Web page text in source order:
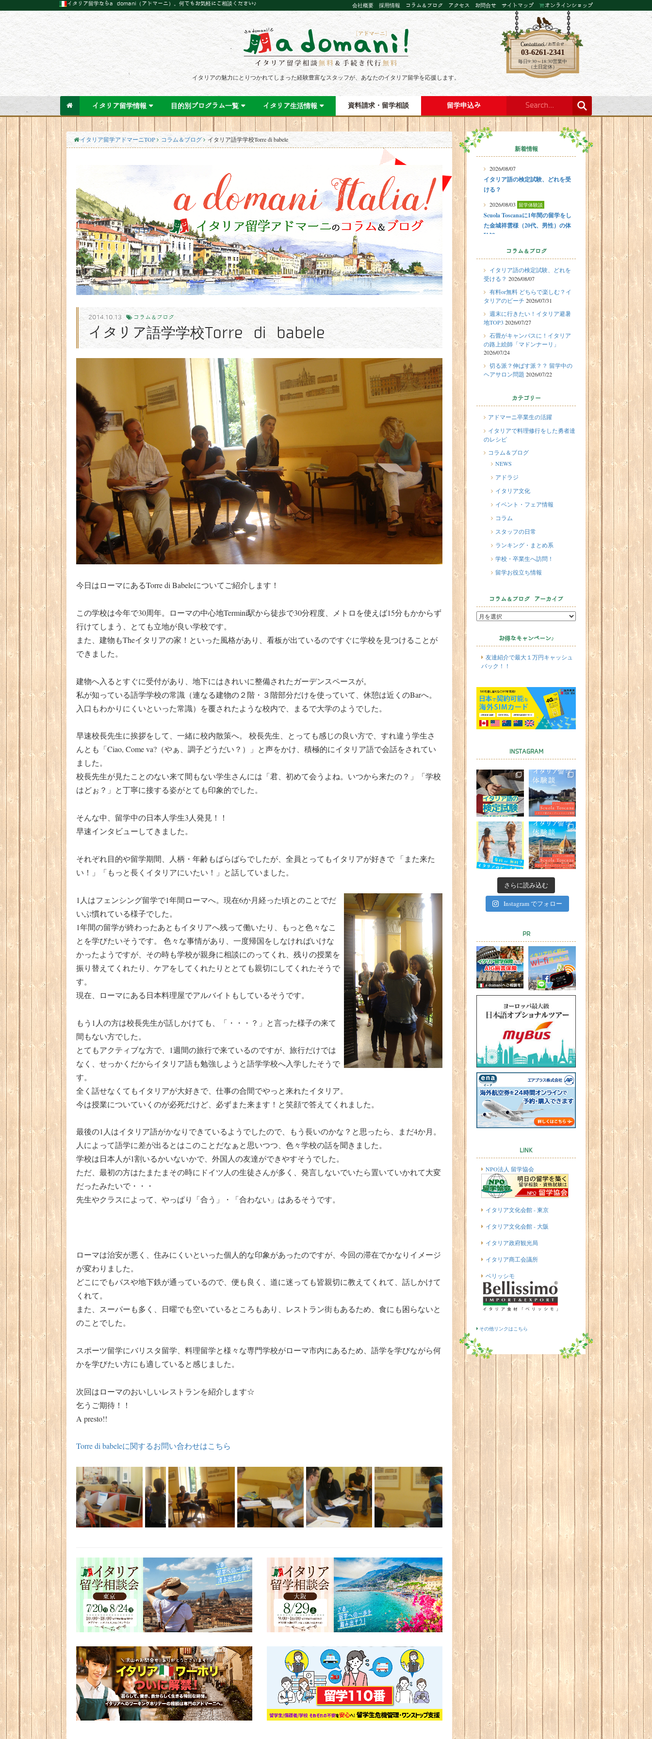
イタリア留学ならa domani（アドマーニ）。何でもお気軽にご相談ください♪ 会社概要 採用情報 コラム＆ブログ アクセス お問合せ サイトマップ オンラインショップ
イタリアの魅力にとりつかれてしまった経験豊富なスタッフが、あなたのイタリア留学を応援します。
03-6261-2341
毎日9:30～18:30営業中
（土日定休）
イタリア留学情報 目的別プログラム一覧 イタリア生活情報 資料請求・留学相談 留学申込み
イタリア留学アドマーニTOP コラム＆ブログ イタリア語学学校Torre di babele
2014.10.13 コラム＆ブログ
イタリア語学学校Torre di babele
今日はローマにあるTorre di Babeleについてご紹介します！
この学校は今年で30周年。ローマの中心地Termini駅から徒歩で30分程度、メトロを使えば15分もかからず
行けてしまう、とても立地が良い学校です。
また、建物もTheイタリアの家！といった風格があり、看板が出ているのですぐに学校を見つけることが
できました。
建物へ入るとすぐに受付があり、地下にはきれいに整備されたガーデンスペースが。
私が知っている語学学校の常識（連なる建物の２階・３階部分だけを使っていて、休憩は近くのBarへ。
入口もわかりにくいといった常識）を覆されたような校内で、まるで大学のようでした。
早速校長先生に挨拶をして、一緒に校内散策へ。 校長先生、とっても感じの良い方で、すれ違う学生さ
んとも「Ciao, Come va?（やぁ、調子どうだい？）」と声をかけ、積極的にイタリア語で会話をされてい
ました。
校長先生が見たことのない来て間もない学生さんには「君、初めて会うよね。いつから来たの？」「学校
はどぉ？」と丁寧に接する姿がとても印象的でした。
そんな中、留学中の日本人学生3人発見！！
早速インタビューしてきました。
それぞれ目的や留学期間、人柄・年齢もばらばらでしたが、全員とってもイタリアが好きで 「また来た
い！」「もっと長くイタリアにいたい！」と話していました。
1人はフェンシング留学で1年間ローマへ。現在6か月経った頃とのことでだ
いぶ慣れている様子でした。
1年間の留学が終わったあともイタリアへ残って働いたり、もっと色々なこ
とを学びたいそうです。 色々な事情があり、一度帰国をしなければいけな
かったようですが、その時も学校が親身に相談にのってくれ、残りの授業を
振り替えてくれたり、ケアをしてくれたりととても親切にしてくれたそうで
す。
現在、ローマにある日本料理屋でアルバイトもしているそうです。
もう1人の方は校長先生が話しかけても、「・・・？」と言った様子の来て
間もない方でした。
とてもアクティブな方で、1週間の旅行で来ているのですが、旅行だけでは
なく、せっかくだからイタリア語も勉強しようと語学学校へ入学したそうで
す。
全く話せなくてもイタリアが大好きで、仕事の合間でやっと来れたイタリア。
今は授業についていくのが必死だけど、必ずまた来ます！と笑顔で答えてくれました。
最後の1人はイタリア語がかなりできているようでしたので、もう長いのかな？と思ったら、まだ4か月。
人によって語学に差が出るとはこのことだなぁと思いつつ、色々学校の話を聞きました。
学校は日本人が1割いるかいないかで、外国人の友達ができやすそうでした。
ただ、最初の方はたまたまその時にドイツ人の生徒さんが多く、発言しないでいたら置いていかれて大変
だったみたいで・・・
先生やクラスによって、やっぱり「合う」・「合わない」はあるそうです。
ローマは治安が悪く、住みにくいといった個人的な印象があったのですが、今回の滞在でかなりイメージ
が変わりました。
どこにでもバスや地下鉄が通っているので、便も良く、道に迷っても皆親切に教えてくれて、話しかけて
くれて。
また、スーパーも多く、日曜でも空いているところもあり、レストラン街もあるため、食にも困らないと
のことでした。
スポーツ留学にバリスタ留学、料理留学と様々な専門学校がローマ市内にあるため、語学を学びながら何
かを学びたい方にも適していると感じました。
次回はローマのおいしいレストランを紹介します☆
乞うご期待！！
A presto!!
Torre di babeleに関するお問い合わせはこちら
新着情報
2026/08/07
イタリア語の検定試験、どれを受
ける？
2026/08/03 留学体験談
Scuola Toscanaに1年間の留学をし
た金城祥雲様（20代、男性）の体
験談
2026/07/31
有料or無料 どちらで楽しむ？イタ
リアのビーチ
フィレンツェに1週間の語学留学を
談
2026/07/27
週末に行きたい！イタリア避暑地
TOP3
2026/07/24
石畳がキャンバスに！イタリアの
2026/07/22
切る派？伸ばす派？？ 留学中のヘ
2026/07/20
イタリア人はどんなジェラートを
食べる？
2026/07/17
イタリアが誇る3人の天才芸術家 そ
味わってみたい！魚介の「ごった
煮」 リヴォルノのCacciucco（カッ
チュッコ）
コラム＆ブログ
イタリア語の検定試験、どれを
受ける？ 2026/08/07
有料or無料 どちらで楽しむ？イ
タリアのビーチ 2026/07/31
週末に行きたい！イタリア避暑
地TOP3 2026/07/27
石畳がキャンバスに！イタリア
の路上絵師「マドンナーリ」
2026/07/24
切る派？伸ばす派？？ 留学中の
ヘアサロン問題 2026/07/22
カテゴリー
アドマーニ卒業生の活躍
イタリアで料理修行をした勇者達
のレシピ
コラム＆ブログ
NEWS
アドラジ
イタリア文化
イベント・フェア情報
コラム
スタッフの日常
ランキング・まとめ系
学校・卒業生へ訪問！
留学お役立ち情報
コラム＆ブログ アーカイブ
お得なキャンペーン♪
友達紹介で最大１万円キャッシュ
バック！！
INSTAGRAM
さらに読み込む
Instagram でフォロー
PR
LINK
NPO法人 留学協会
イタリア文化会館 - 東京
イタリア文化会館 - 大阪
イタリア政府観光局
イタリア商工会議所
ベリッシモ
その他リンクはこちら